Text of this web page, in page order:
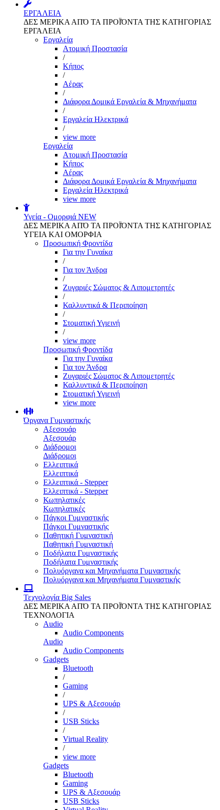
ΕΡΓΑΛΕΙΑ
ΔΕΣ ΜΕΡΙΚΑ ΑΠΌ ΤΑ ΠΡΟΪΌΝΤΑ ΤΗΣ ΚΑΤΗΓΟΡΙΑΣ
ΕΡΓΑΛΕΙΑ
Εργαλεία
Aτομική Προστασία
/
Kήπος
/
Αέρας
/
Διάφορα Δομικά Εργαλεία & Μηχανήματα
/
Εργαλεία Ηλεκτρικά
/
view more
Εργαλεία
Aτομική Προστασία
Kήπος
Αέρας
Διάφορα Δομικά Εργαλεία & Μηχανήματα
Εργαλεία Ηλεκτρικά
view more
Υγεία - Ομορφιά NEW
ΔΕΣ ΜΕΡΙΚΑ ΑΠΌ ΤΑ ΠΡΟΪΌΝΤΑ ΤΗΣ ΚΑΤΗΓΟΡΙΑΣ
ΥΓΕΙΑ ΚΑΙ ΟΜΟΡΦΙΑ
Προσωπική Φροντίδα
Για την Γυναίκα
/
Για τον Άνδρα
/
Ζυγαριές Σώματος & Λιπομετρητές
/
Καλλυντικά & Περιποίηση
/
Στοματική Υγιεινή
/
view more
Προσωπική Φροντίδα
Για την Γυναίκα
Για τον Άνδρα
Ζυγαριές Σώματος & Λιπομετρητές
Καλλυντικά & Περιποίηση
Στοματική Υγιεινή
view more
Όργανα Γυμναστικής
Αξεσουάρ
Αξεσουάρ
Διάδρομοι
Διάδρομοι
Ελλειπτικά
Ελλειπτικά
Ελλειπτικά - Stepper
Ελλειπτικά - Stepper
Κωπηλατικές
Κωπηλατικές
Πάγκοι Γυμναστικής
Πάγκοι Γυμναστικής
Παθητική Γυμναστική
Παθητική Γυμναστική
Ποδήλατα Γυμναστικής
Ποδήλατα Γυμναστικής
Πολυόργανα και Μηχανήματα Γυμναστικής
Πολυόργανα και Μηχανήματα Γυμναστικής
Τεχνολογία Big Sales
ΔΕΣ ΜΕΡΙΚΑ ΑΠΌ ΤΑ ΠΡΟΪΌΝΤΑ ΤΗΣ ΚΑΤΗΓΟΡΙΑΣ
ΤΕΧΝΟΛΟΓΙΑ
Audio
Audio Components
Audio
Audio Components
Gadgets
Bluetooth
/
Gaming
/
UPS & Αξεσουάρ
/
USB Sticks
/
Virtual Reality
/
view more
Gadgets
Bluetooth
Gaming
UPS & Αξεσουάρ
USB Sticks